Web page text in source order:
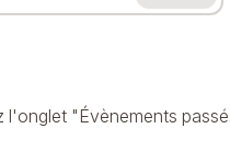
"Évènements